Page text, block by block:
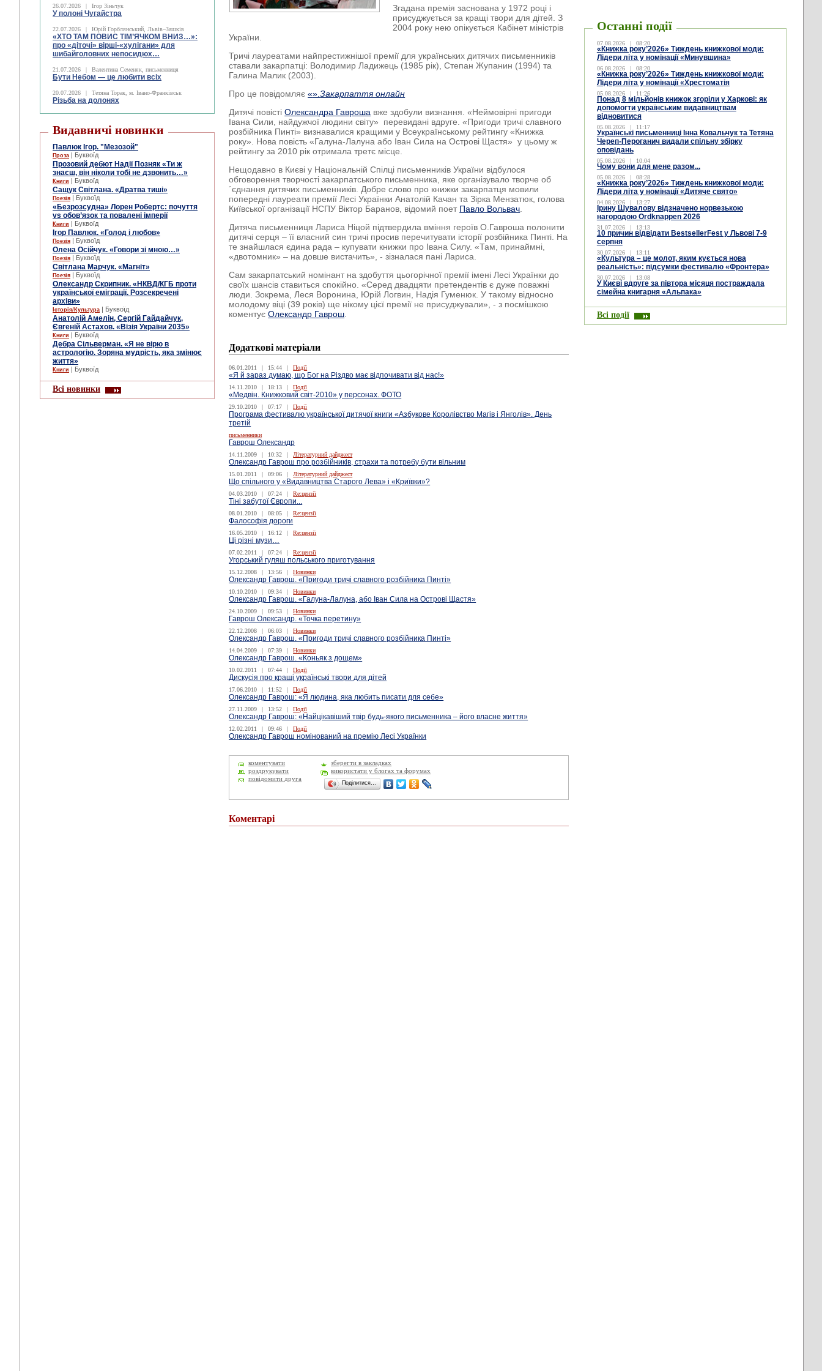
26.07.2026 | Ігор Зіньчук
У полоні Чугайстра
22.07.2026 | Юрій Горблянський, Львів–Зашків
«ХТО ТАМ ПОВИС ТІМ’ЯЧКОМ ВНИЗ…»:
про «діточі» вірші-«хулігани» для
шибайголовних непосидюх…
21.07.2026 | Валентина Семеняк, письменниця
Бути Небом ― це любити всіх
20.07.2026 | Тетяна Торак, м. Івано-Франківськ
Різьба на долонях
Видавничі новинки
Павлюк Ігор. "Мезозой"
Проза | Буквоїд
Прозовий дебют Надії Позняк «Ти ж
знаєш, він ніколи тобі не дзвонить…»
Книги | Буквоїд
Сащук Світлана. «Дратва тиші»
Поезія | Буквоїд
«Безрозсудна» Лорен Робертс: почуття
vs обов’язок та повалені імперії
Книги | Буквоїд
Ігор Павлюк. «Голод і любов»
Поезія | Буквоїд
Олена Осійчук. «Говори зі мною…»
Поезія | Буквоїд
Світлана Марчук. «Магніт»
Поезія | Буквоїд
Олександр Скрипник. «НКВД/КГБ проти
української еміграції. Розсекречені
архіви»
Історія/Культура | Буквоїд
Анатолій Амелін, Сергій Гайдайчук,
Євгеній Астахов. «Візія України 2035»
Книги | Буквоїд
Дебра Сільверман. «Я не вірю в
астрологію. Зоряна мудрість, яка змінює
життя»
Книги | Буквоїд
Всі новинки
Згадана премія заснована у 1972 році і
присуджується за кращі твори для дітей. З
2004 року нею опікується Кабінет міністрів
України.
Тричі лауреатами найпрестижнішої премії для українських дитячих письменників
ставали закарпатці: Володимир Ладижець (1985 рік), Степан Жупанин (1994) та
Галина Малик (2003).
Про це повідомляє«».Закарпаття онлайн
Дитячі повістіОлександра Гавроша вже здобули визнання. «Неймовірні пригоди
Івана Сили, найдужчої людини світу» перевидані вдруге. «Пригоди тричі славного
розбійника Пинті» визнавалися кращими у Всеукраїнському рейтингу «Книжка
року». Нова повість «Галуна-Лалуна або Іван Сила на Острові Щастя» у цьому ж
рейтингу за 2010 рік отримала третє місце.
Нещодавно в Києві у Національній Спілці письменників України відбулося
обговорення творчості закарпатського письменника, яке організувало творче об
´єднання дитячих письменників. Добре слово про книжки закарпатця мовили
попередні лауреати премії Лесі Українки Анатолій Качан та Зірка Мензатюк, голова
Київської організації НСПУ Віктор Баранов, відомий поет Павло Вольвач
Дитяча письменниця Лариса Ніцой підтвердила вміння героїв О.Гавроша полонити
дитячі серця – її власний син тричі просив перечитувати історії розбійника Пинті. На
те знайшлася єдина рада – купувати книжки про Івана Силу. «Там, принаймні,
«двотомник» – на довше вистачить», - зізналася пані Лариса.
Сам закарпатський номінант на здобуття цьогорічної премії імені Лесі Українки до
своїх шансів ставиться спокійно. «Серед двадцяти претендентів є дуже поважні
люди. Зокрема, Леся Воронина, Юрій Логвин, Надія Гуменюк. У такому відносно
молодому віці (39 років) ще нікому цієї премії не присуджували», - з посмішкою
коментуєОлександр Гаврош
Додаткові матеріали
06.01.2011 | 15:44 | Події
«Я й зараз думаю, що Бог на Різдво має відпочивати від нас!»
14.11.2010 | 18:13 | Події
«Медвін. Книжковий світ-2010» у персонах. ФОТО
29.10.2010 | 07:17 | Події
Програма фестивалю української дитячої книги «Азбукове Королівство Магів і Янголів». День
третій
письменники
Гаврош Олександр
14.11.2009 | 10:32 | Літературний дайджест
Олександр Гаврош про розбійників, страхи та потребу бути вільним
15.01.2011 | 09:06 | Літературний дайджест
Що спільного у «Видавництва Старого Лева» і «Криївки»?
04.03.2010 | 07:24 | Re:цензії
Тіні забутої Європи...
08.01.2010 | 08:05 | Re:цензії
Фалософія дороги
16.05.2010 | 16:12 | Re:цензії
Ці різні музи…
07.02.2011 | 07:24 | Re:цензії
Угорський гуляш польського приготування
15.12.2008 | 13:56 | Новинки
Олександр Гаврош. «Пригоди тричі славного розбійника Пинті»
10.10.2010 | 09:34 | Новинки
Олександр Гаврош. «Галуна-Лалуна, або Іван Сила на Острові Щастя»
24.10.2009 | 09:53 | Новинки
Гаврош Олександр. «Точка перетину»
22.12.2008 | 06:03 | Новинки
Олександр Гаврош. «Пригоди тричі славного розбійника Пинті»
14.04.2009 | 07:39 | Новинки
Олександр Гаврош. «Коньяк з дощем»
10.02.2011 | 07:44 | Події
Дискусія про кращі українські твори для дітей
17.06.2010 | 11:52 | Події
Олександр Гаврош: «Я людина, яка любить писати для себе»
27.11.2009 | 13:52 | Події
Олександр Гаврош: «Найцікавіший твір будь-якого письменника – його власне життя»
12.02.2011 | 09:46 | Події
Олександр Гаврош номінований на премію Лесі Українки
коментувати
зберегти в закладках
роздрукувати
використати у блогах та форумах
повідомити друга
Поділитися…
Коментарі
Останні події
07.08.2026 | 08:20
«Книжка року’2026» Тиждень книжкової моди:
Лідери літа у номінації «Минувшина»
06.08.2026 | 08:20
«Книжка року’2026» Тиждень книжкової моди:
Лідери літа у номінації «Хрестоматія
05.08.2026 | 11:26
Понад 8 мільйонів книжок згоріли у Харкові: як
допомогти українським видавництвам
відновитися
05.08.2026 | 11:17
Українські письменниці Інна Ковальчук та Тетяна
Череп-Пероганич видали спільну збірку
оповідань
05.08.2026 | 10:04
Чому вони для мене разом...
05.08.2026 | 08:28
«Книжка року’2026» Тиждень книжкової моди:
Лідери літа у номінації «Дитяче свято»
04.08.2026 | 13:27
Ірину Шувалову відзначено норвезькою
нагородою Ordknappen 2026
31.07.2026 | 13:13
10 причин відвідати BestsellerFest у Львові 7-9
серпня
30.07.2026 | 13:11
«Культура – це молот, яким кується нова
реальність»: підсумки фестивалю «Фронтера»
30.07.2026 | 13:08
У Києві вдруге за півтора місяця постраждала
сімейна книгарня «Альпака»
Всі події